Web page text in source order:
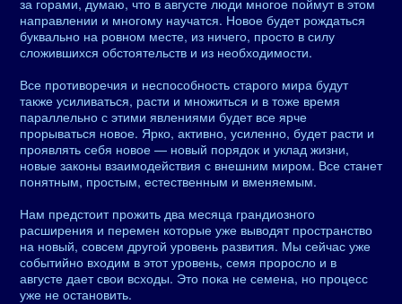
за горами, думаю, что в августе люди многое поймут в этом
направлении и многому научатся. Новое будет рождаться
буквально на ровном месте, из ничего, просто в силу
сложившихся обстоятельств и из необходимости.
Все противоречия и неспособность старого мира будут
также усиливаться, расти и множиться и в тоже время
параллельно с этими явлениями будет все ярче
прорываться новое. Ярко, активно, усиленно, будет расти и
проявлять себя новое — новый порядок и уклад жизни,
новые законы взаимодействия с внешним миром. Все станет
понятным, простым, естественным и вменяемым.
Нам предстоит прожить два месяца грандиозного
расширения и перемен которые уже выводят пространство
на новый, совсем другой уровень развития. Мы сейчас уже
событийно входим в этот уровень, семя проросло и в
августе дает свои всходы. Это пока не семена, но процесс
уже не остановить.